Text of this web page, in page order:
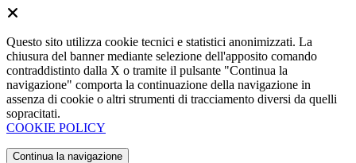
Questo sito utilizza cookie tecnici e statistici anonimizzati. La
chiusura del banner mediante selezione dell'apposito comando
contraddistinto dalla X o tramite il pulsante "Continua la
navigazione" comporta la continuazione della navigazione in
assenza di cookie o altri strumenti di tracciamento diversi da quelli
sopracitati.
COOKIE POLICY
Continua la navigazione